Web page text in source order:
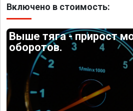
Включено в стоимость:
Выше тяга - прирост
оборотов.